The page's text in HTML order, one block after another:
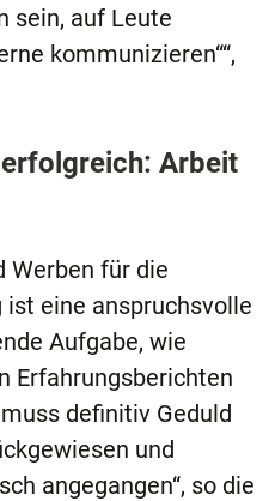
sein, auf Leute
kommunizieren““,
Arbeit
Werben für die
eine anspruchsvolle
Aufgabe, wie
Erfahrungsberichten
definitiv Geduld
und
angegangen“, so die